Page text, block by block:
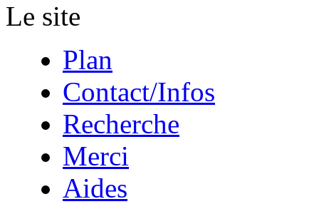
Le site
Plan
Contact/Infos
Recherche
Merci
Aides